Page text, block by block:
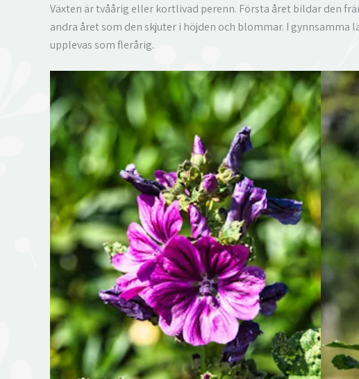
Växten är tvåårig eller kortlivad perenn. Första året bildar den
andra året som den skjuter i höjden och blommar. I gynnsamma
upplevas som flerårig.